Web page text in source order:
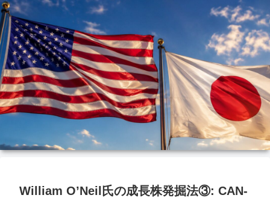
William O’Neil氏の成長株発掘法③: CAN-